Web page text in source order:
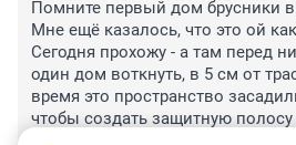
Помните первый дом брусники в
Мне ещё казалось, что это ой
Сегодня прохожу - а там перед
один дом воткнуть, в 5 см от
время это пространство
чтобы создать защитную